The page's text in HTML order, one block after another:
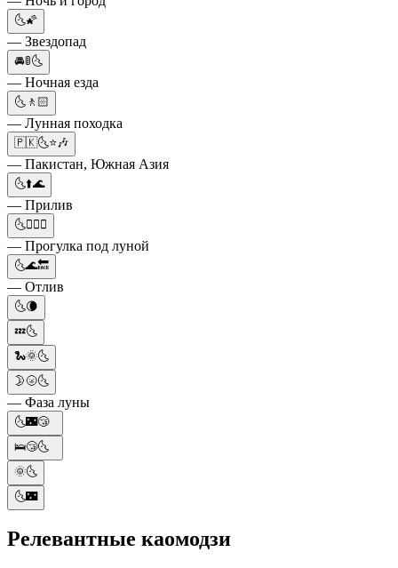
🌜🌠
— Звездопад
🚘🚦🌜
— Ночная езда
🌜🚶🏻
— Лунная походка
🇵🇰🌜⭐🎶
— Пакистан, Южная Азия
🌜⬆️🌊
— Прилив
🌜🚶🏼‍♂️
— Прогулка под луной
🌜🌊🔙
— Отлив
🌜🌘
💤🌜
🐍🌞🌜
🌛🌝🌜
— Фаза луны
🌜🌃😴
🛌😴🌜
🌞🌜
🌜🌃
Релевантные каомодзи